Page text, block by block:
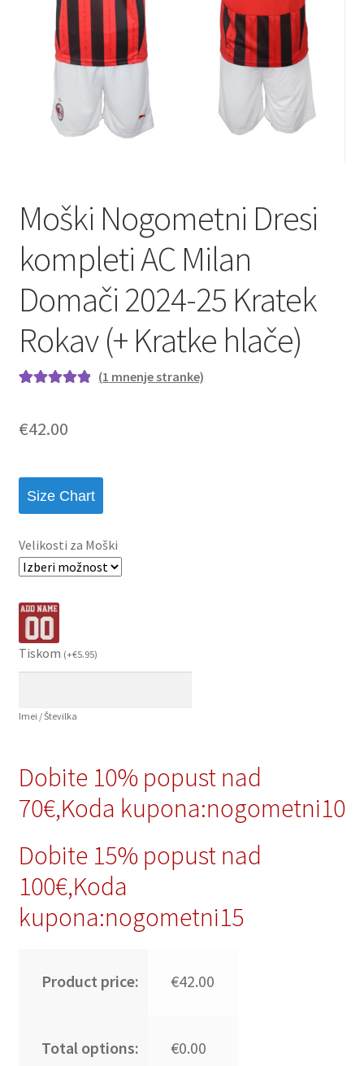
Moški Nogometni Dresi
kompleti AC Milan
Domači 2024-25 Kratek
Rokav (+ Kratke hlače)
podlagi ocene
(1 mnenje stranke)
€42.00
Size Chart
Velikosti za Moški
Tiskom (+€5.95)
Imei / Številka
Dobite 10% popust nad
70€,Koda kupona:nogometni10
Dobite 15% popust nad
100€,Koda
kupona:nogometni15
Product price: €42.00
Total options: €0.00